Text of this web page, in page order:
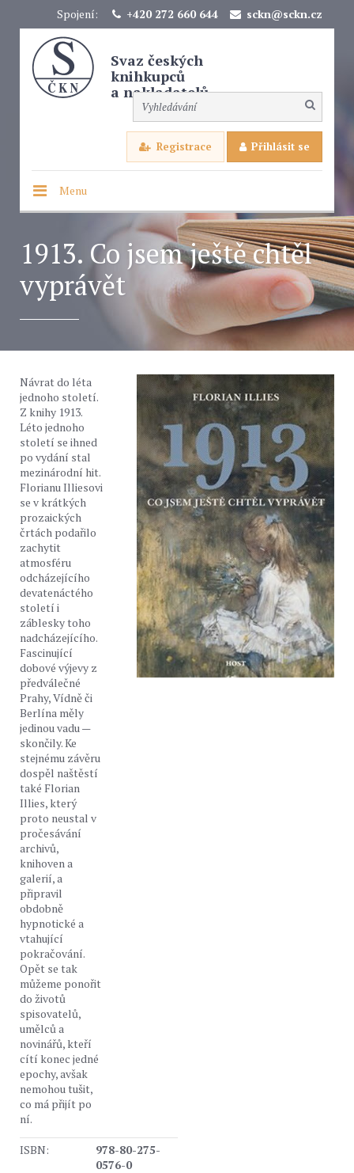
Spojení: +420 272 660 644 sckn@sckn.cz
Svaz českých
knihkupců
a nakladatelů
Registrace Přihlásit se
Menu
1913. Co jsem ještě chtěl
vyprávět
Návrat do léta
jednoho století.
Z knihy 1913.
Léto jednoho
století se ihned
po vydání stal
mezinárodní hit.
Florianu Illiesovi
se v krátkých
prozaických
črtách podařilo
zachytit
atmosféru
odcházejícího
devatenáctého
století i
záblesky toho
nadcházejícího.
Fascinující
dobové výjevy z
předválečné
Prahy, Vídně či
Berlína měly
jedinou vadu —
skončily. Ke
stejnému závěru
dospěl naštěstí
také Florian
Illies, který
proto neustal v
pročesávání
archivů,
knihoven a
galerií, a
připravil
obdobně
hypnotické a
vtahující
pokračování.
Opět se tak
můžeme ponořit
do životů
spisovatelů,
umělců a
novinářů, kteří
cítí konec jedné
epochy, avšak
nemohou tušit,
co má přijít po
ní.
ISBN:
978-80-275-
0576-0